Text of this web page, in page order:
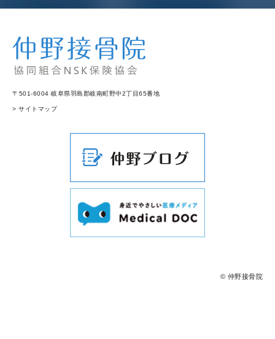
〒501-6004 岐阜県羽島郡岐南町野中2丁目65番地
> サイトマップ
© 仲野接骨院